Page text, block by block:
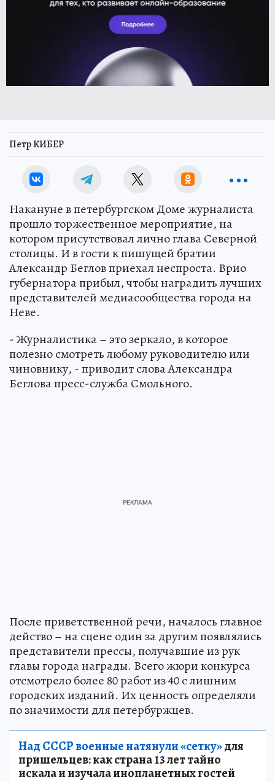
Петр КИБЕР
Накануне в петербургском Доме журналиста
прошло торжественное мероприятие, на
котором присутствовал лично глава Северной
столицы. И в гости к пишущей братии
Александр Беглов приехал неспроста. Врио
губернатора прибыл, чтобы наградить лучших
представителей медиасообщества города на
Неве.
- Журналистика – это зеркало, в которое
полезно смотреть любому руководителю или
чиновнику, - приводит слова Александра
Беглова пресс-служба Смольного.
После приветственной речи, началось главное
действо – на сцене один за другим появлялись
представители прессы, получавшие из рук
главы города награды. Всего жюри конкурса
отсмотрело более 80 работ из 40 с лишним
городских изданий. Их ценность определяли
по значимости для петербуржцев.
Над СССР военные натянули «сетку»для
пришельцев: как страна 13 лет тайно
искала и изучала инопланетных гостей